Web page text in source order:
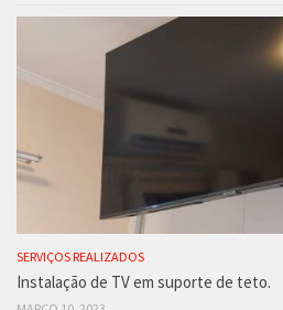
SERVIÇOS REALIZADOS
Instalação de TV em suporte de teto.